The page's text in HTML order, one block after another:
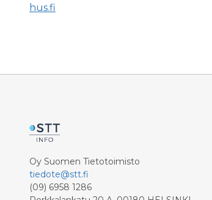
hus.fi
Oy Suomen Tietotoimisto
tiedote@stt.fi
(09) 6958 1286